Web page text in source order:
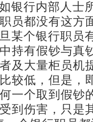
银行内部人士
员都没有这方
某个银行职员
持有假钞与真
及大量柜员机
较低，但是，
一个取到假钞
到伤害，只是